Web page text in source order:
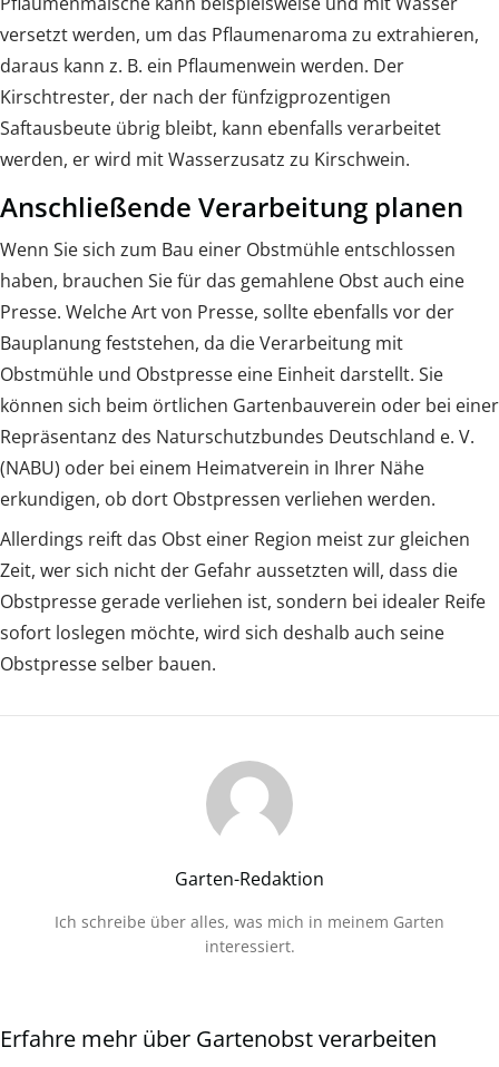
versetzt werden, um das Pflaumenaroma zu extrahieren,
daraus kann z. B. ein Pflaumenwein werden. Der
Kirschtrester, der nach der fünfzigprozentigen
Saftausbeute übrig bleibt, kann ebenfalls verarbeitet
werden, er wird mit Wasserzusatz zu Kirschwein.
Anschließende Verarbeitung planen
Wenn Sie sich zum Bau einer Obstmühle entschlossen
haben, brauchen Sie für das gemahlene Obst auch eine
Presse. Welche Art von Presse, sollte ebenfalls vor der
Bauplanung feststehen, da die Verarbeitung mit
Obstmühle und Obstpresse eine Einheit darstellt. Sie
können sich beim örtlichen Gartenbauverein oder bei einer
Repräsentanz des Naturschutzbundes Deutschland e. V.
(NABU) oder bei einem Heimatverein in Ihrer Nähe
erkundigen, ob dort Obstpressen verliehen werden.
Allerdings reift das Obst einer Region meist zur gleichen
Zeit, wer sich nicht der Gefahr aussetzten will, dass die
Obstpresse gerade verliehen ist, sondern bei idealer Reife
sofort loslegen möchte, wird sich deshalb auch seine
Obstpresse selber bauen.
Garten-Redaktion
Ich schreibe über alles, was mich in meinem Garten
interessiert.
Erfahre mehr über Gartenobst verarbeiten